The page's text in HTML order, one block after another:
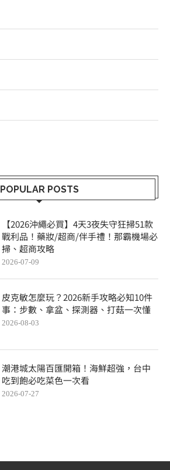
POPULAR POSTS
【2026沖繩必買】4天3夜失守狂掃51款
戰利品！藥妝/超商/伴手禮！那霸機場必
掃、超商攻略
2026-07-09
皮克敏怎麼玩？2026新手攻略必知10件
事：步數、拿盆、探測器、打菇一次懂
2026-08-03
潮港城太陽百匯開箱！海鮮超強，台中
吃到飽必吃菜色一次看
2026-07-27